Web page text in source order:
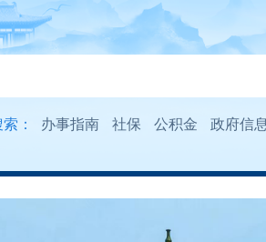
： 办事指南 社保 公积金 政府信